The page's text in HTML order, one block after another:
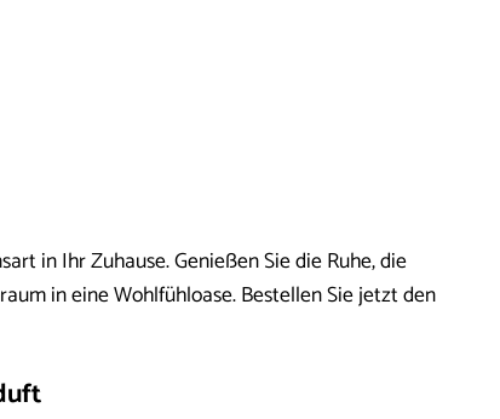
in Ihr Zuhause. Genießen Sie die Ruhe, die
in eine Wohlfühloase. Bestellen Sie jetzt den